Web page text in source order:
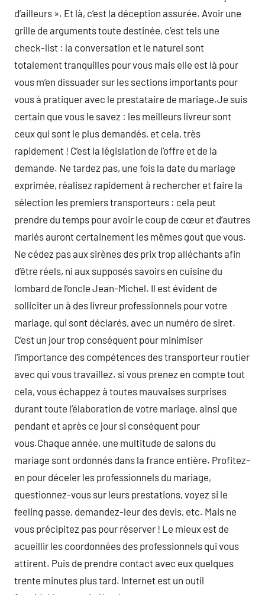
d’ailleurs ». Et là, c’est la déception assurée. Avoir une
grille de arguments toute destinée, c’est tels une
check-list : la conversation et le naturel sont
totalement tranquilles pour vous mais elle est là pour
vous m’en dissuader sur les sections importants pour
vous à pratiquer avec le prestataire de mariage.Je suis
certain que vous le savez : les meilleurs livreur sont
ceux qui sont le plus demandés, et cela, très
rapidement ! C’est la législation de l’offre et de la
demande. Ne tardez pas, une fois la date du mariage
exprimée, réalisez rapidement à rechercher et faire la
sélection les premiers transporteurs : cela peut
prendre du temps pour avoir le coup de cœur et d’autres
mariés auront certainement les mêmes gout que vous.
Ne cédez pas aux sirènes des prix trop alléchants afin
d’être réels, ni aux supposés savoirs en cuisine du
lombard de l’oncle Jean-Michel. Il est évident de
solliciter un à des livreur professionnels pour votre
mariage, qui sont déclarés, avec un numéro de siret.
C’est un jour trop conséquent pour minimiser
l’importance des compétences des transporteur routier
avec qui vous travaillez. si vous prenez en compte tout
cela, vous échappez à toutes mauvaises surprises
durant toute l’élaboration de votre mariage, ainsi que
pendant et après ce jour si conséquent pour
vous.Chaque année, une multitude de salons du
mariage sont ordonnés dans la france entière. Profitez-
en pour déceler les professionnels du mariage,
questionnez-vous sur leurs prestations, voyez si le
feeling passe, demandez-leur des devis, etc. Mais ne
vous précipitez pas pour réserver ! Le mieux est de
acueillir les coordonnées des professionnels qui vous
attirent. Puis de prendre contact avec eux quelques
trente minutes plus tard. Internet est un outil